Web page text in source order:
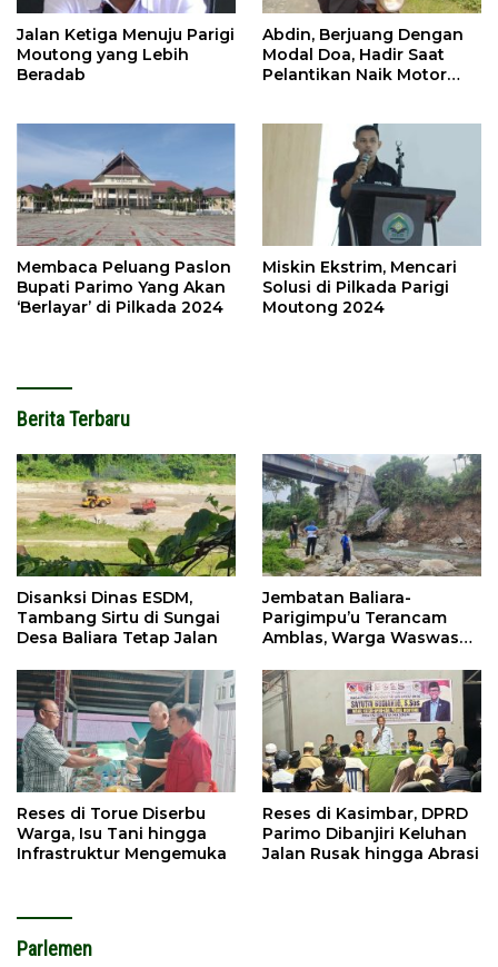
Jalan Ketiga Menuju Parigi
Moutong yang Lebih
Beradab
Abdin, Berjuang Dengan
Modal Doa, Hadir Saat
Pelantikan Naik Motor
Membaca Peluang Paslon
Bupati Parimo Yang Akan
‘Berlayar’ di Pilkada 2024
Miskin Ekstrim, Mencari
Solusi di Pilkada Parigi
Moutong 2024
Berita Terbaru
Disanksi Dinas ESDM,
Tambang Sirtu di Sungai
Desa Baliara Tetap Jalan
Jembatan Baliara-
Parigimpu’u Terancam
Amblas, Warga Waswas
Reses di Torue Diserbu
Warga, Isu Tani hingga
Infrastruktur Mengemuka
Reses di Kasimbar, DPRD
Parimo Dibanjiri Keluhan
Jalan Rusak hingga Abrasi
Parlemen